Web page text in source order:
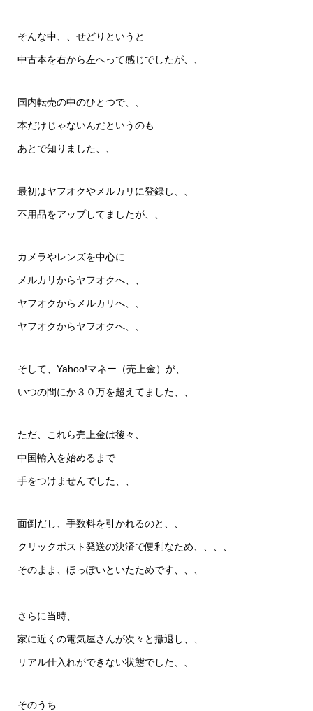
そんな中、、せどりというと
中古本を右から左へって感じでしたが、、
国内転売の中のひとつで、、
本だけじゃないんだというのも
あとで知りました、、
最初はヤフオクやメルカリに登録し、、
不用品をアップしてましたが、、
カメラやレンズを中心に
メルカリからヤフオクへ、、
ヤフオクからメルカリへ、、
ヤフオクからヤフオクへ、、
そして、Yahoo!マネー（売上金）が、
いつの間にか３０万を超えてました、、
ただ、これら売上金は後々、
中国輸入を始めるまで
手をつけませんでした、、
面倒だし、手数料を引かれるのと、、
クリックポスト発送の決済で便利なため、、、、
そのまま、ほっぽいといたためです、、、
さらに当時、
家に近くの電気屋さんが次々と撤退し、、
リアル仕入れができない状態でした、、
そのうち